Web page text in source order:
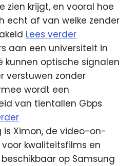
zien krijgt, en vooral hoe
echt af van welke zender
Lees verder
aan een universiteit in
kunnen optische signalen
verstuwen zonder
wordt een
van tientallen Gbps
Ximon, de video-on-
kwaliteitsfilms en
op Samsung